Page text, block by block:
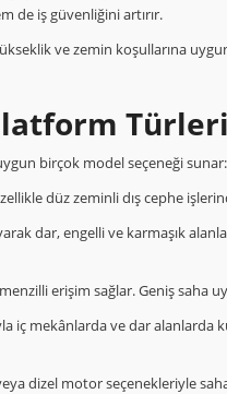
de iş güvenliğini artırır.
ve zemin koşullarına
Türleri
birçok model seçeneği sunar:
düz zeminli dış cephe
dar, engelli ve karmaşık
erişim sağlar. Geniş saha
iç mekânlarda ve dar alanlarda
dizel motor seçenekleriyle